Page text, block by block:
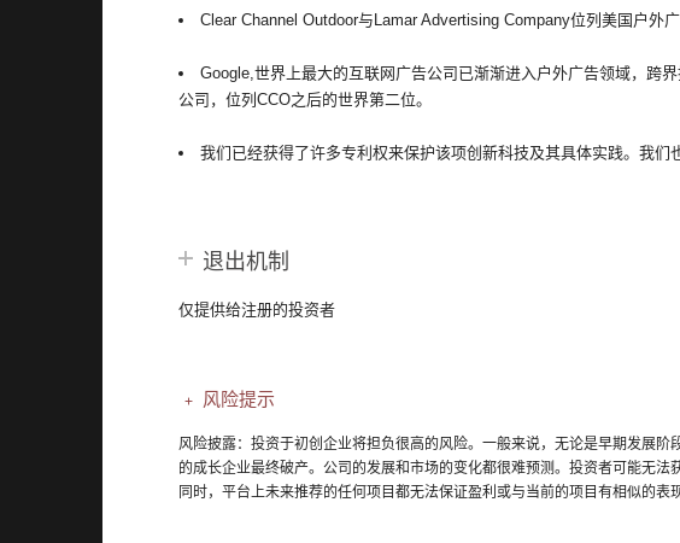
Clear Channel Outdoor与Lamar Advertising Company位列美国户外
Google,世界上最大的互联网广告公司已渐渐进入户外广告领域，跨
公司，位列CCO之后的世界第二位。
我们已经获得了许多专利权来保护该项创新科技及其具体实践。我们
退出机制
仅提供给注册的投资者
风险提示
风险披露：投资于初创企业将担负很高的风险。一般来说，无论是早期发展
的成长企业最终破产。公司的发展和市场的变化都很难预测。投资者可能无
同时，平台上未来推荐的任何项目都无法保证盈利或与当前的项目有相似的表现